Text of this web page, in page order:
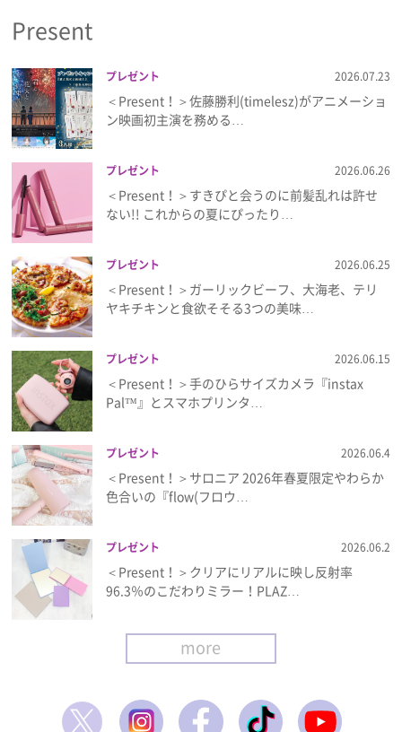
Present
プレゼント 2026.07.23
＜Present！＞佐藤勝利(timelesz)がアニメーショ
ン映画初主演を務める…
プレゼント 2026.06.26
＜Present！＞すきぴと会うのに前髪乱れは許せ
ない!! これからの夏にぴったり…
プレゼント 2026.06.25
＜Present！＞ガーリックビーフ、大海老、テリ
ヤキチキンと食欲そそる3つの美味…
プレゼント 2026.06.15
＜Present！＞手のひらサイズカメラ『instax
Pal™』とスマホプリンタ…
プレゼント 2026.06.4
＜Present！＞サロニア 2026年春夏限定やわらか
色合いの『flow(フロウ…
プレゼント 2026.06.2
＜Present！＞クリアにリアルに映し反射率
96.3％のこだわりミラー！PLAZ…
more